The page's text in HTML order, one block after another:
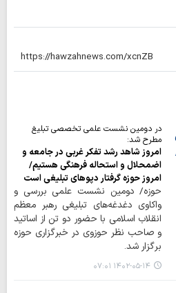
در دومین نشست علمی تخصصی تبلیغ
مطرح شد:
امروز شاهد رشد تفکر غربی در جامعه و
اضمحلال و استحاله فرهنگی هستیم/
امروز حوزه گرفتار دپوهای تبلیغی است
حوزه/ دومین نشست علمی بررسی و
واکاوی دغدغه‌های تبلیغی رهبر معظم
انقلاب اسلامی با حضور دو تن از اساتید
و صاحب نظر حوزوی در خبرگزاری حوزه
برگزار شد.
۱۴۰۲-۰۵-۱۴ ۰۷:۰۱